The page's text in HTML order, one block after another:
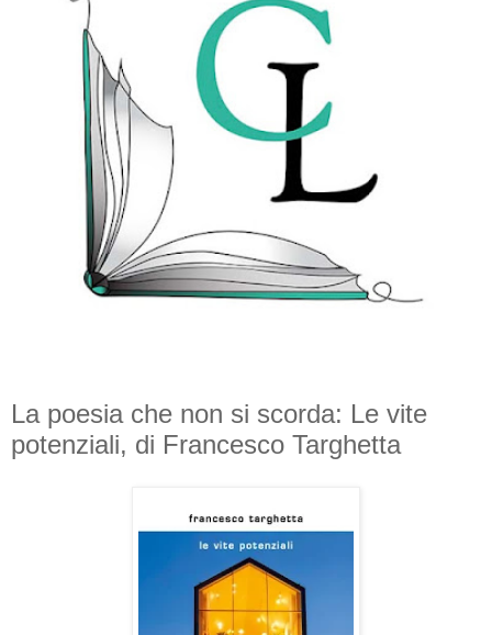
La poesia che non si scorda: Le vite
potenziali, di Francesco Targhetta